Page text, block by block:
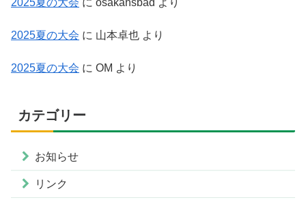
2025夏の大会 に osakahsbad より
2025夏の大会 に 山本卓也 より
2025夏の大会 に OM より
カテゴリー
お知らせ
リンク